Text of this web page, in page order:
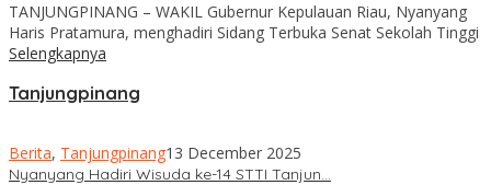
TANJUNGPINANG – WAKIL Gubernur Kepulauan Riau, Nyanyang
Haris Pratamura, menghadiri Sidang Terbuka Senat Sekolah Tinggi
Selengkapnya
Tanjungpinang
Berita, Tanjungpinang13 December 2025
Nyanyang Hadiri Wisuda ke-14 STTI Tanjun…